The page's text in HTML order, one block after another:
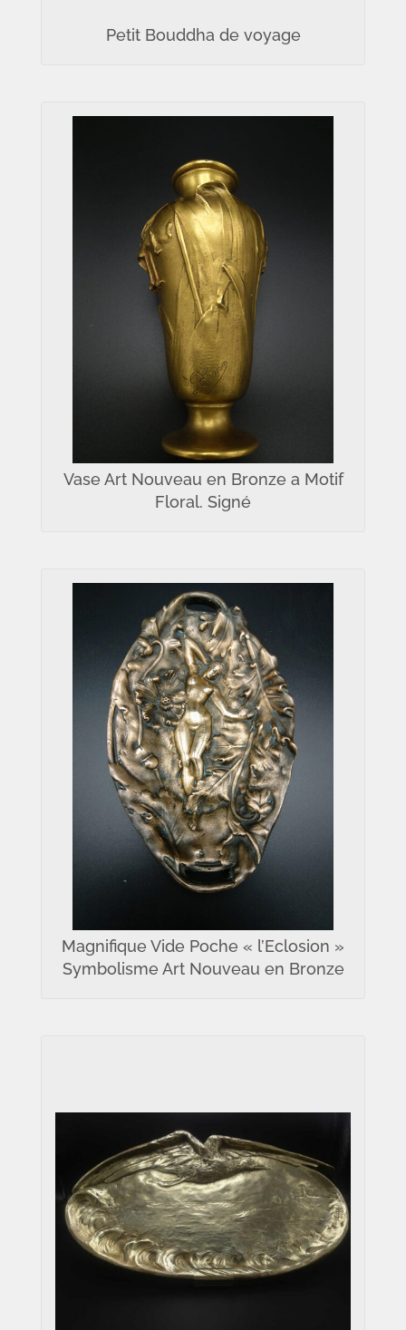
Petit Bouddha de voyage
Vase Art Nouveau en Bronze a Motif
Floral. Signé
Magnifique Vide Poche « l’Eclosion »
Symbolisme Art Nouveau en Bronze